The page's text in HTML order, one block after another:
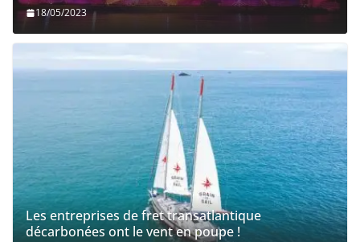
18/05/2023
Les entreprises de fret transatlantique
décarbonées ont le vent en poupe !